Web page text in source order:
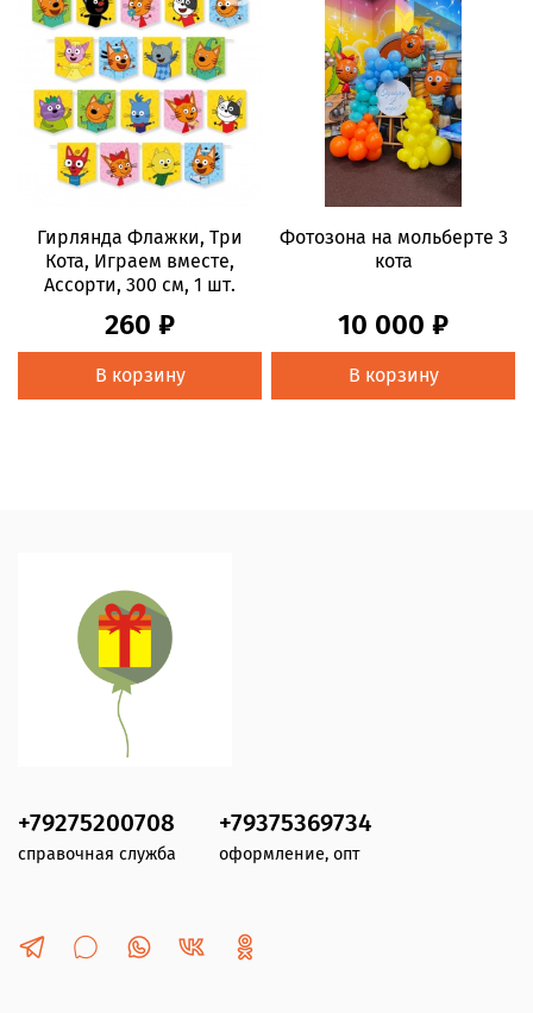
Гирлянда Флажки, Три
Кота, Играем вместе,
Ассорти, 300 см, 1 шт.
260 ₽
В корзину
Фотозона на мольберте 3
кота
10 000 ₽
В корзину
+79275200708
справочная служба
+79375369734
оформление, опт